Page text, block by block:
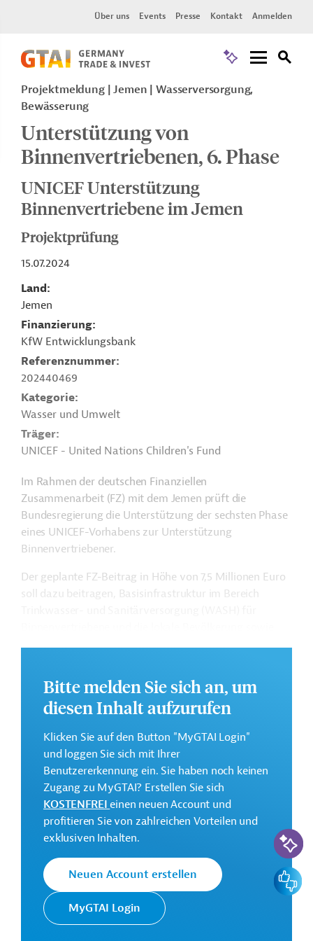
Über uns Events Presse Kontakt Anmelden
Projektmeldung Jemen
Wasserversorgung,
Bewässerung
Unterstützung von
Binnenvertriebenen, 6. Phase
UNICEF Unterstützung
Binnenvertriebene im Jemen
Projektprüfung
15.07.2024
Land
Jemen
Finanzierung
KfW Entwicklungsbank
Referenznummer
202440469
Kategorie
Wasser und Umwelt
Träger
UNICEF - United Nations Children's Fund
Im Rahmen der deutschen Finanziellen
Zusammenarbeit (FZ) mit dem Jemen prüft die
Bundesregierung die Unterstützung der sechsten Phase
eines UNICEF-Vorhabens zur Unterstützung
Binnenvertriebener.
Der geplante FZ-Beitrag in Höhe von 7,5 Millionen Euro
soll dazu beitragen, Basisinfrastruktur im Bereich
Trainings, Schulungen und Aufklärungsarbeit zu den
Kinderschutz, zu finanzieren.
Geberbeitrag:
Das Entwicklungsprojekt soll bis 2026 durchgeführt
werden.
GTAI informiert über dieKfW: Schwerpunkte,
Regularien und praktische Hinweise zur
Geschäftsanbahnung.
Kontaktadressen
Bitte melden Sie sich an, um
diesen Inhalt aufzurufen
Klicken Sie auf den Button "MyGTAI Login"
und loggen Sie sich mit Ihrer
Benutzererkennung ein. Sie haben noch keinen
Zugang zu MyGTAI? Erstellen Sie sich
KOSTENFREIeinen neuen Account und
profitieren Sie von zahlreichen Vorteilen und
exklusiven Inhalten.
Neuen Account erstellen
MyGTAI Login
KI-